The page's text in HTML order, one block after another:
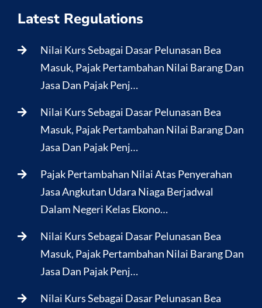
Latest Regulations
Nilai Kurs Sebagai Dasar Pelunasan Bea
Masuk, Pajak Pertambahan Nilai Barang Dan
Jasa Dan Pajak Penj…
Nilai Kurs Sebagai Dasar Pelunasan Bea
Masuk, Pajak Pertambahan Nilai Barang Dan
Jasa Dan Pajak Penj…
Pajak Pertambahan Nilai Atas Penyerahan
Jasa Angkutan Udara Niaga Berjadwal
Dalam Negeri Kelas Ekono…
Nilai Kurs Sebagai Dasar Pelunasan Bea
Masuk, Pajak Pertambahan Nilai Barang Dan
Jasa Dan Pajak Penj…
Nilai Kurs Sebagai Dasar Pelunasan Bea